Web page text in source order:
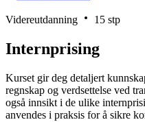
Videreutdanning 15 stp
Internprising
Kurset gir deg detaljert
regnskap og verdsettelse ved
også innsikt i de ulike
anvendes i praksis for å sikre